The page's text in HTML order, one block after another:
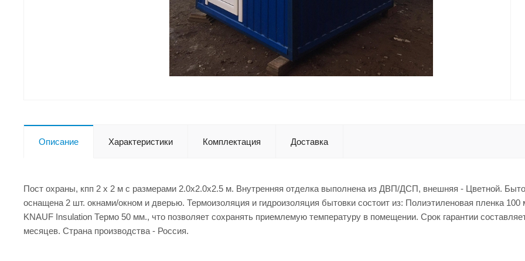
Описание Характеристики Комплектация Доставка
Пост охраны, кпп 2 х 2 м с размерами 2.0x2.0x2.5 м. Внутренняя отделка выполнена из ДВП/ДСП, внешняя - Цветной.
оснащена 2 шт. окнами/окном и дверью. Термоизоляция и гидроизоляция бытовки состоит из: Полиэтиленовая пленка 100
KNAUF Insulation Термо 50 мм., что позволяет сохранять приемлемую температуру в помещении. Срок гарантии
месяцев. Страна производства - Россия.